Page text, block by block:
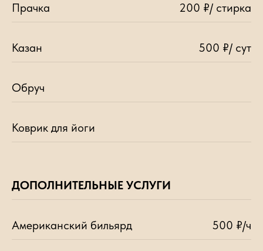
Прачка 200 ₽/ стирка
Казан 500 ₽/ сут
Обруч
Коврик для йоги
ДОПОЛНИТЕЛЬНЫЕ УСЛУГИ
Американский бильярд 500 ₽/ч